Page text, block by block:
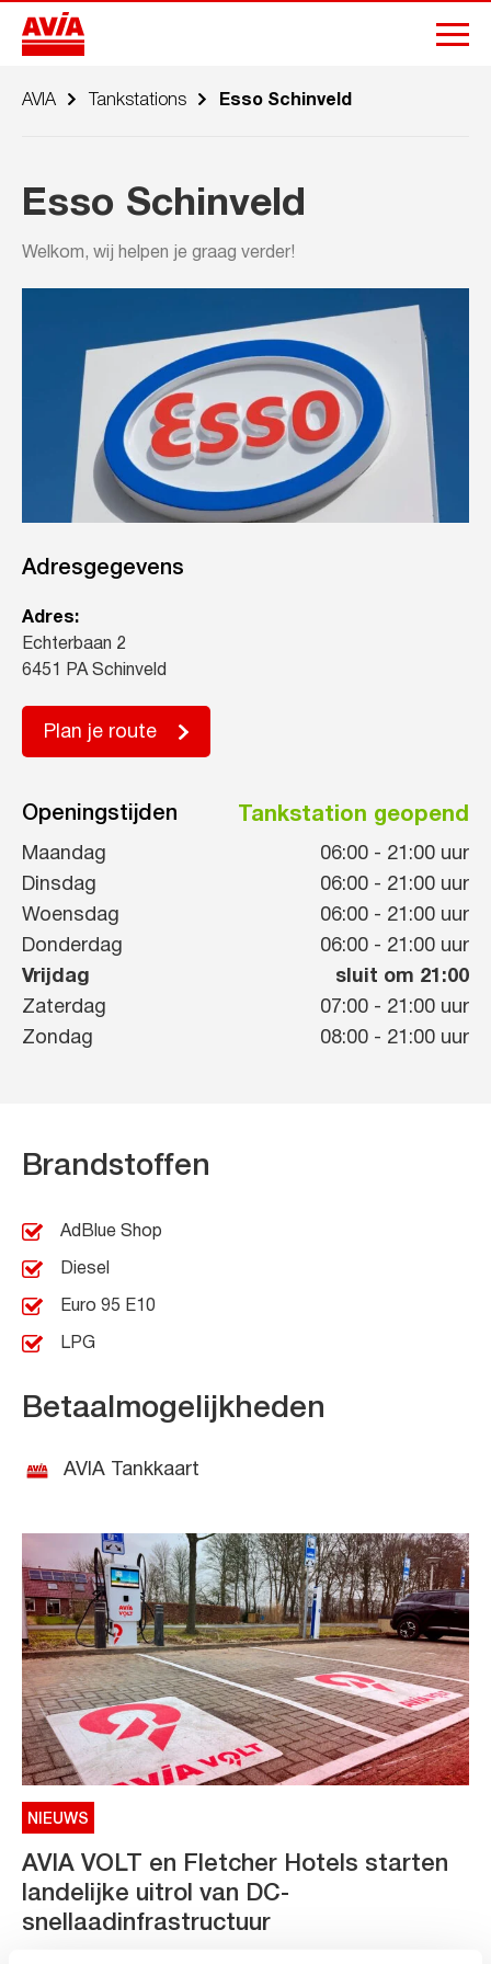
AVIA Tankstations Esso Schinveld
Esso Schinveld
Welkom, wij helpen je graag verder!
Adresgegevens
Adres:
Echterbaan 2
6451 PA Schinveld
Plan je route
Openingstijden Tankstation geopend
Maandag 06:00 - 21:00 uur
Dinsdag
06:00 - 21:00 uur
Woensdag
06:00 - 21:00 uur
Donderdag
06:00 - 21:00 uur
Vrijdag
sluit om 21:00
Zaterdag
07:00 - 21:00 uur
Zondag
08:00 - 21:00 uur
Brandstoffen
AdBlue Shop
Diesel
Euro 95 E10
LPG
Betaalmogelijkheden
AVIA Tankkaart
NIEUWS
AVIA VOLT en Fletcher Hotels starten
landelijke uitrol van DC-
snellaadinfrastructuur